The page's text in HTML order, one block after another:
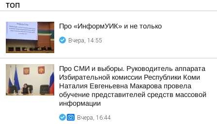
ТОП
Про «ИнформУИК» и не только
Вчера, 14:55
Про СМИ и выборы. Руководитель аппарата
Избирательной комиссии Республики Коми
Наталия Евгеньевна Макарова провела
обучение представителей средств массовой
информации
Вчера, 16:44